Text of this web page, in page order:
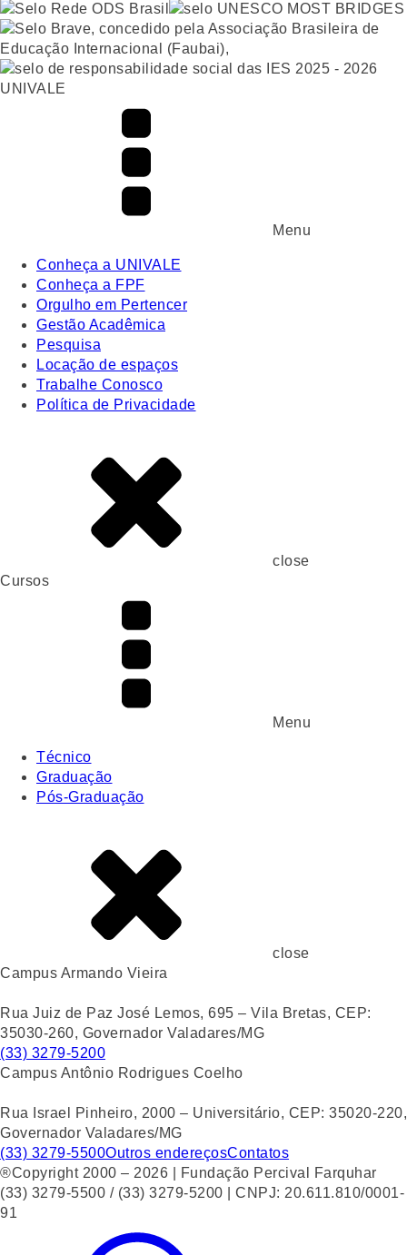
UNIVALE
Menu
Conheça a UNIVALE
Conheça a FPF
Orgulho em Pertencer
Gestão Acadêmica
Pesquisa
Locação de espaços
Trabalhe Conosco
Política de Privacidade
close
Cursos
Menu
Técnico
Graduação
Pós-Graduação
close
Campus Armando Vieira
Rua Juiz de Paz José Lemos, 695 – Vila Bretas, CEP:
35030-260, Governador Valadares/MG
(33) 3279-5200
Campus Antônio Rodrigues Coelho
Rua Israel Pinheiro, 2000 – Universitário, CEP: 35020-220,
Governador Valadares/MG
(33) 3279-5500Outros endereçosContatos
®Copyright 2000 – 2026 | Fundação Percival Farquhar
(33) 3279-5500 / (33) 3279-5200 | CNPJ: 20.611.810/0001-
91